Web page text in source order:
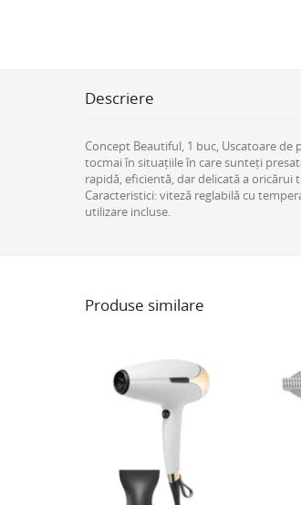
Descriere
Concept Beautiful, 1 buc, Uscatoare
tocmai în situațiile în care sunteți
rapidă, eficientă, dar delicată a oricărui
Caracteristici: viteză reglabilă cu
utilizare incluse.
Produse similare